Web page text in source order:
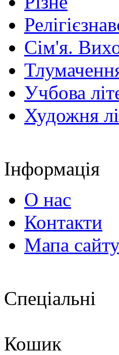
Сім'я.
Учбова
Художня
Інформація
О нас
Контакти
Мапа
Спеціальні
Кошик